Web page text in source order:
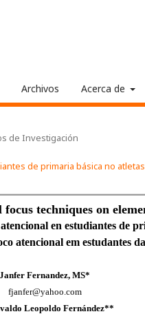
Archivos Acerca de
de Investigación
de primaria básica no atletas